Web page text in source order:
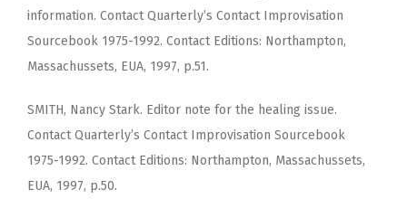
information. Contact Quarterly’s Contact Improvisation
Sourcebook 1975-1992. Contact Editions: Northampton,
Massachussets, EUA, 1997, p.51.
SMITH, Nancy Stark. Editor note for the healing issue.
Contact Quarterly’s Contact Improvisation Sourcebook
1975-1992. Contact Editions: Northampton, Massachussets,
EUA, 1997, p.50.